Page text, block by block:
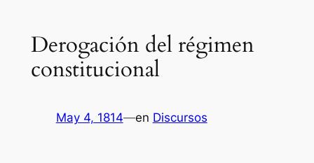
Derogación del régimen
constitucional
May 4, 1814—en Discursos